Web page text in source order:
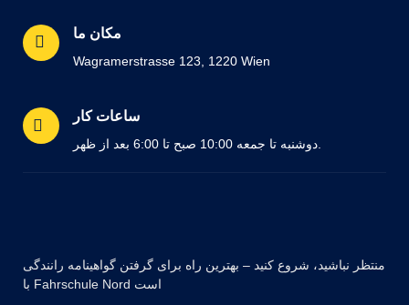
مکان ما
Wagramerstrasse 123, 1220 Wien
ساعات کار
منتظر نباشید، شروع کنید – بهترین راه برای گرفتن گواهینامه رانندگی
با Fahrschule Nord است